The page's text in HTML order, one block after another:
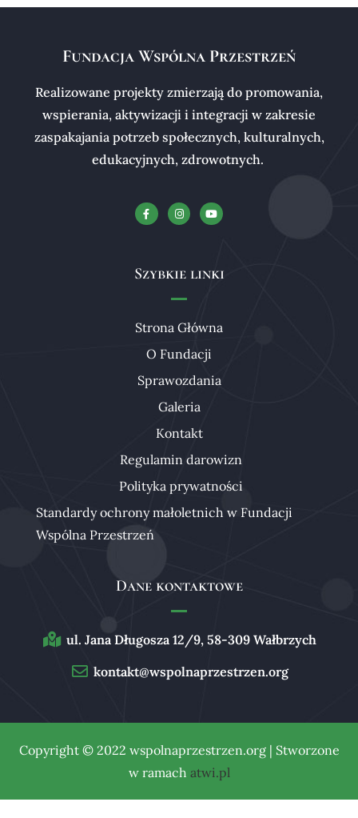
Fundacja Wspólna Przestrzeń
Realizowane projekty zmierzają do promowania,
wspierania, aktywizacji i integracji w zakresie
zaspakajania potrzeb społecznych, kulturalnych,
edukacyjnych, zdrowotnych.
Szybkie linki
Strona Główna
O Fundacji
Sprawozdania
Galeria
Kontakt
Regulamin darowizn
Polityka prywatności
Standardy ochrony małoletnich w Fundacji
Wspólna Przestrzeń
Dane kontaktowe
ul. Jana Długosza 12/9, 58-309 Wałbrzych
kontakt@wspolnaprzestrzen.org
Copyright © 2022 wspolnaprzestrzen.org | Stworzone
w ramach atwi.pl